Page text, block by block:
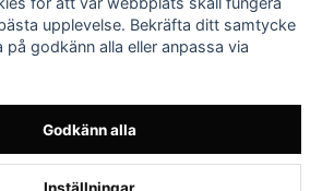
upplevelse. Bekräfta ditt samtycke
godkänn alla eller anpassa via
Godkänn alla